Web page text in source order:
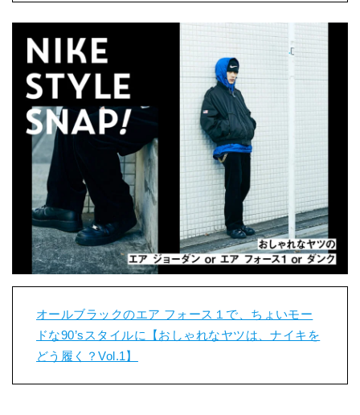
オールブラックのエア フォース１で、ちょいモー
ドな90’sスタイルに【おしゃれなヤツは、ナイキを
どう履く？Vol.1】